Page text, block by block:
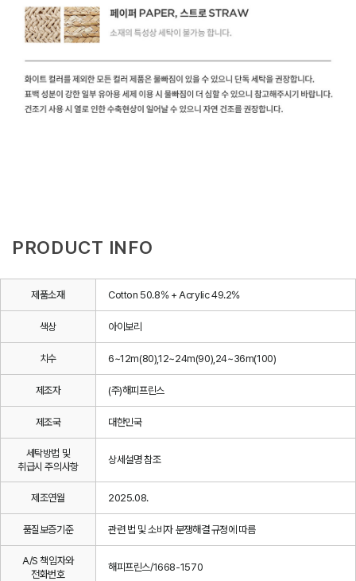
PRODUCT INFO
제품소재 Cotton 50.8% + Acrylic 49.2%
색상 아이보리
치수 6~12m(80),12~24m(90),24~36m(100)
제조자 (주)해피프린스
제조국 대한민국
세탁방법 및
취급시 주의사항
상세설명 참조
제조연월 2025.08.
품질보증기준 관련 법 및 소비자 분쟁해결 규정에 따름
A/S 책임자와
전화번호
해피프린스/1668-1570